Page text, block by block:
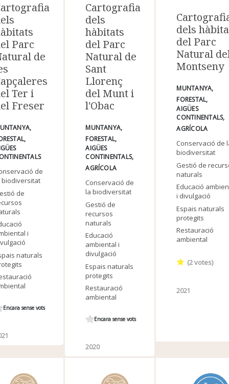
Parc
de
Ter i
Freser
de
biodiversitat
de
i
naturals
Encara sense vots
Cartografia
dels
hàbitats
del Parc
Natural de
Sant
Llorenç
del Munt i
l'Obac
MUNTANYA
FORESTAL
AIGÜES
CONTINENTALS
AGRÍCOLA
Conservació de
la biodiversitat
Gestió de
recursos
naturals
Educació
ambiental i
divulgació
Espais naturals
protegits
Restauració
ambiental
Encara sense vots
2020
dels
del Parc
Natural
Montseny
MUNTANYA
FORESTAL
AIGÜES
CONTINENTALS
AGRÍCOLA
Conservació de
biodiversitat
Gestió de
naturals
Educació
i divulgació
Espais naturals
protegits
Restauració
ambiental
(2votes)
2021